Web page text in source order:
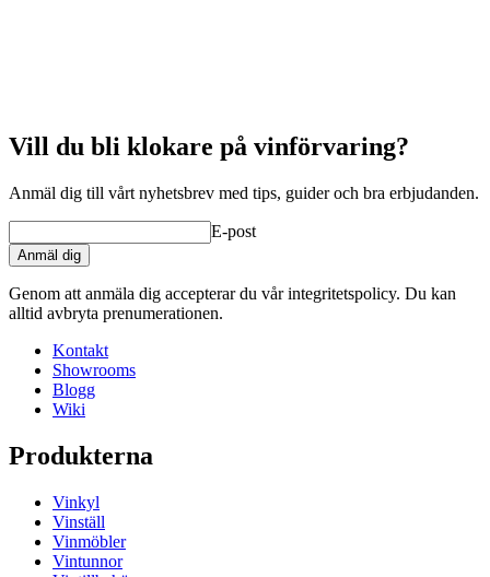
Vill du bli klokare på vinförvaring?
Anmäl dig till vårt nyhetsbrev med tips, guider och bra erbjudanden.
E-post
Anmäl dig
Genom att anmäla dig accepterar du vår integritetspolicy. Du kan
alltid avbryta prenumerationen.
Kontakt
Showrooms
Blogg
Wiki
Produkterna
Vinkyl
Vinställ
Vinmöbler
Vintunnor